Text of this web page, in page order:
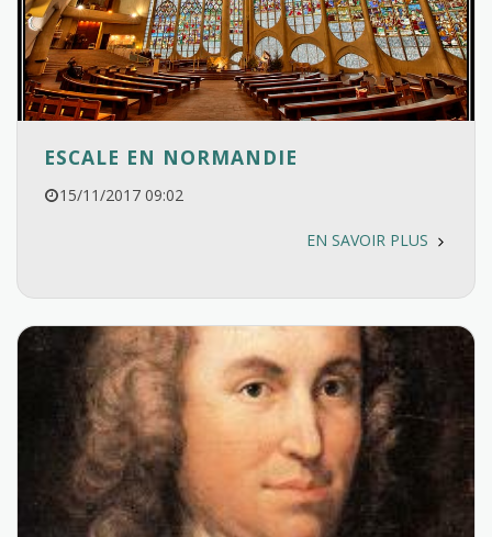
ESCALE EN NORMANDIE
15/11/2017 09:02
EN SAVOIR PLUS